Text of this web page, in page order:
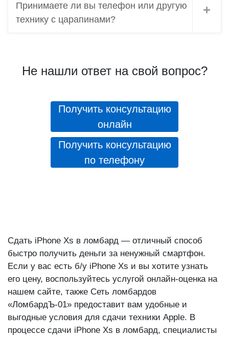
Принимаете ли вы телефон или другую
технику с царапинами?
Не нашли ответ на свой вопрос?
Получить консультацию
онлайн
Получить консультацию
по телефону
Сдать iPhone Xs в ломбард — отличный способ
быстро получить деньги за ненужный смартфон.
Если у вас есть б/у iPhone Xs и вы хотите узнать
его цену, воспользуйтесь услугой онлайн-оценка на
нашем сайте, также Сеть ломбардов
«ЛомбардЪ-01» предоставит вам удобные и
выгодные условия для сдачи техники Apple. В
процессе сдачи iPhone Xs в ломбард, специалисты